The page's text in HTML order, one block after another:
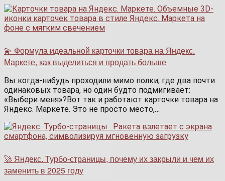
💫 Формула идеальной карточки товара на Яндекс.
Маркете, как выделиться и продать больше
Вы когда-нибудь проходили мимо полки, где два почти
одинаковых товара, но один будто подмигивает:
«Выбери меня»?Вот так и работают карточки товара на
Яндекс. Маркете. Это не просто место,…
🚀 Яндекс. Турбо-страницы, почему их закрыли и чем их
заменить в 2025 году